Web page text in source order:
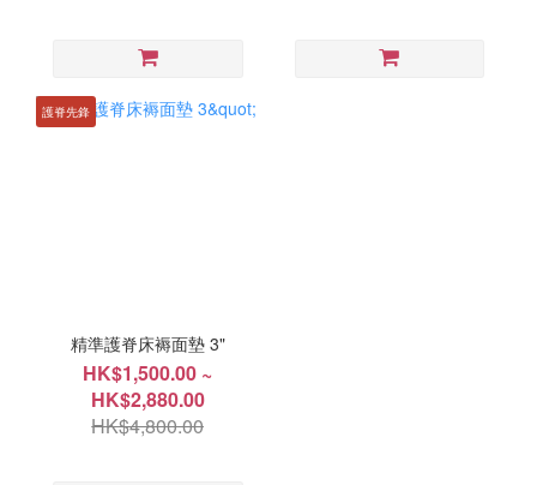
護脊先鋒
精準護脊床褥面墊 3"
HK$1,500.00 ~
HK$2,880.00
HK$4,800.00